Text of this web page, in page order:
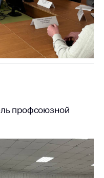
профсоюзной